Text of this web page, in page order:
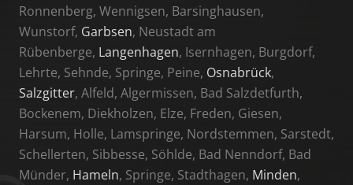
Ronnenberg, Wennigsen, Barsinghausen,
Wunstorf, Garbsen, Neustadt am
Rübenberge, Langenhagen, Isernhagen, Burgdorf,
Lehrte, Sehnde, Springe, Peine, Osnabrück,
Salzgitter, Alfeld, Algermissen, Bad Salzdetfurth,
Bockenem, Diekholzen, Elze, Freden, Giesen,
Harsum, Holle, Lamspringe, Nordstemmen, Sarstedt,
Schellerten, Sibbesse, Söhlde, Bad Nenndorf, Bad
Münder, Hameln, Springe, Stadthagen, Minden,